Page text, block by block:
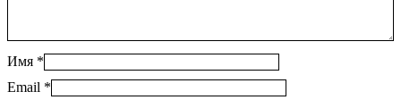
Имя *
Email *